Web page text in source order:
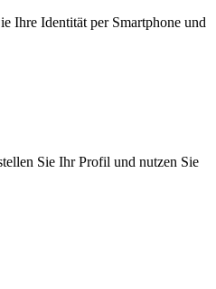
Ihre Identität per Smartphone und
Sie Ihr Profil und nutzen Sie